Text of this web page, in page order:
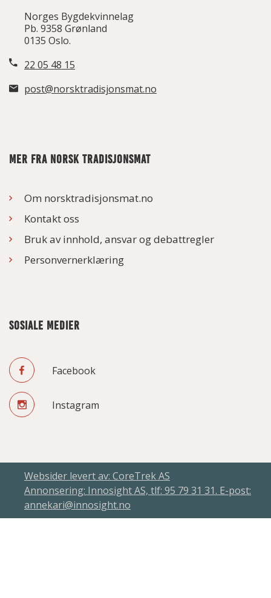
Norges Bygdekvinnelag
Pb. 9358 Grønland
0135 Oslo.
22 05 48 15
post@norsktradisjonsmat.no
MER FRA NORSK TRADISJONSMAT
Om norsktradisjonsmat.no
Kontakt oss
Bruk av innhold, ansvar og debattregler
Personvernerklæring
SOSIALE MEDIER
Facebook
Instagram
Websider levert av: CoreTrek AS
Annonsering: Innosight AS, tlf: 95 79 31 31. E-post:
annekari@innosight.no